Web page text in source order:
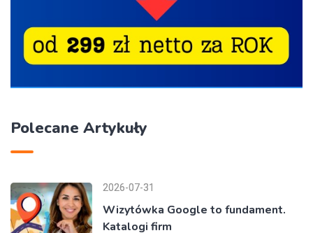
Polecane Artykuły
2026-07-31
Wizytówka Google to fundament.
Katalogi firm